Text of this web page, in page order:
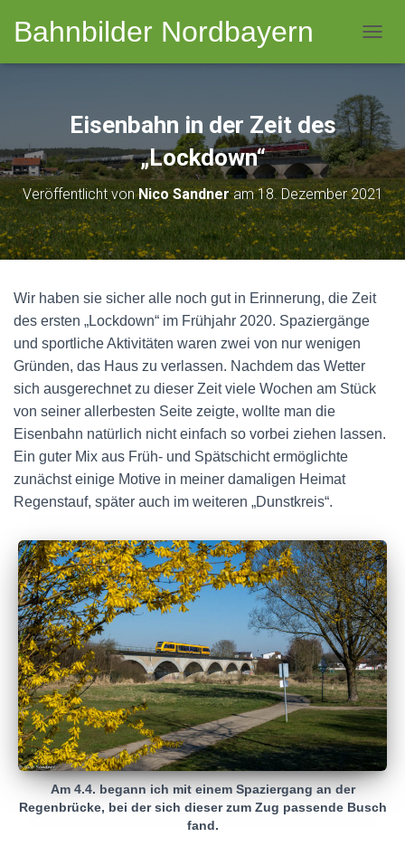
Bahnbilder Nordbayern
Eisenbahn in der Zeit des
„Lockdown“
Veröffentlicht vonNico Sandneram18. Dezember 2021
Wir haben sie sicher alle noch gut in Erinnerung, die Zeit
des ersten „Lockdown“ im Frühjahr 2020. Spaziergänge
und sportliche Aktivitäten waren zwei von nur wenigen
Gründen, das Haus zu verlassen. Nachdem das Wetter
sich ausgerechnet zu dieser Zeit viele Wochen am Stück
von seiner allerbesten Seite zeigte, wollte man die
Eisenbahn natürlich nicht einfach so vorbei ziehen lassen.
Ein guter Mix aus Früh- und Spätschicht ermöglichte
zunächst einige Motive in meiner damaligen Heimat
Regenstauf, später auch im weiteren „Dunstkreis“.
Am 4.4. begann ich mit einem Spaziergang an der
Regenbrücke, bei der sich dieser zum Zug passende Busch
fand.